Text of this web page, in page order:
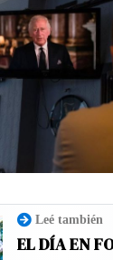
Leé también
EL DÍA EN